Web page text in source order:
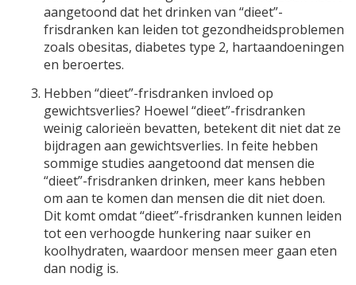
aangetoond dat het drinken van “dieet”-
frisdranken kan leiden tot gezondheidsproblemen
zoals obesitas, diabetes type 2, hartaandoeningen
en beroertes.
Hebben “dieet”-frisdranken invloed op
gewichtsverlies? Hoewel “dieet”-frisdranken
weinig calorieën bevatten, betekent dit niet dat ze
bijdragen aan gewichtsverlies. In feite hebben
sommige studies aangetoond dat mensen die
“dieet”-frisdranken drinken, meer kans hebben
om aan te komen dan mensen die dit niet doen.
Dit komt omdat “dieet”-frisdranken kunnen leiden
tot een verhoogde hunkering naar suiker en
koolhydraten, waardoor mensen meer gaan eten
dan nodig is.